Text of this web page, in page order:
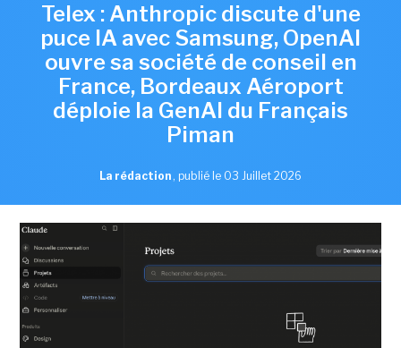
Telex : Anthropic discute d'une
puce IA avec Samsung, OpenAI
ouvre sa société de conseil en
France, Bordeaux Aéroport
déploie la GenAI du Français
Piman
La rédaction , publié le 03 Juillet 2026